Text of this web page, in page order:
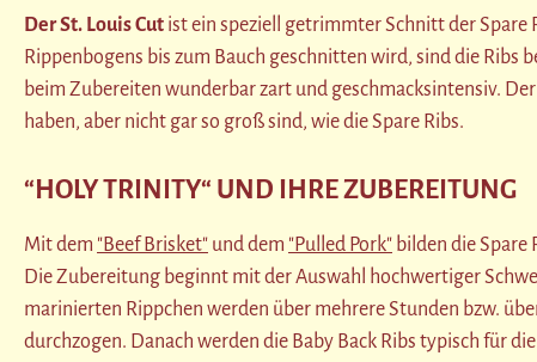
Der St. Louis Cut ist ein speziell getrimmter Schnitt der Spare
Rippenbogens bis zum Bauch geschnitten wird, sind die
beim Zubereiten wunderbar zart und geschmacksintensiv.
haben, aber nicht gar so groß sind, wie die Spare Ribs.
“HOLY TRINITY“ UND IHRE ZUBEREITUNG
Mit dem "Beef Brisket" und dem "Pulled Pork" bilden die Spare
Die Zubereitung beginnt mit der Auswahl hochwertiger
marinierten Rippchen werden über mehrere Stunden bzw.
durchzogen. Danach werden die Baby Back Ribs typisch für